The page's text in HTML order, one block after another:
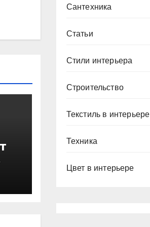
Сантехника
Статьи
Стили интерьера
Строительство
Текстиль в интерьере
Техника
Цвет в интерьере